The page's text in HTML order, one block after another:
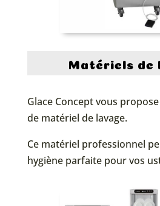
Matériels de
Glace Concept vous
de matériel de lavage.
Ce matériel professionnel
hygiène parfaite pour vos